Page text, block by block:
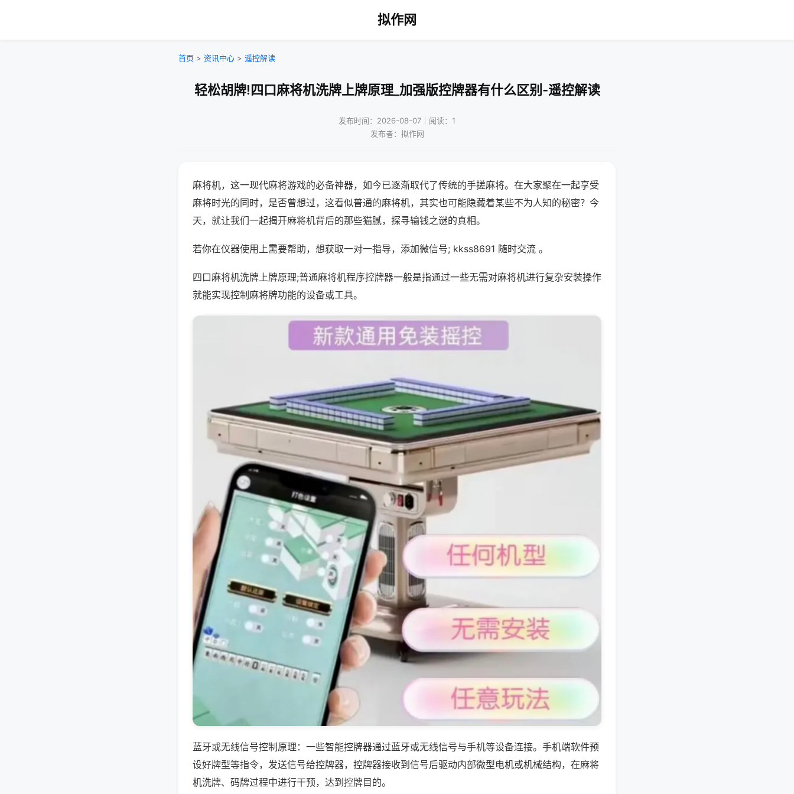
拟作网
首页 > 资讯中心 > 遥控解读
轻松胡牌!四口麻将机洗牌上牌原理_加强版控牌器有什么区别-遥控解读
发布时间：2026-08-07｜阅读：1
发布者：拟作网
麻将机，这一现代麻将游戏的必备神器，如今已逐渐取代了传统的手搓麻将。在大家聚在一起享受
麻将时光的同时，是否曾想过，这看似普通的麻将机，其实也可能隐藏着某些不为人知的秘密？今
天，就让我们一起揭开麻将机背后的那些猫腻，探寻输钱之谜的真相。
若你在仪器使用上需要帮助，想获取一对一指导，添加微信号; kkss8691 随时交流 。
四口麻将机洗牌上牌原理;普通麻将机程序控牌器一般是指通过一些无需对麻将机进行复杂安装操作
就能实现控制麻将牌功能的设备或工具。
蓝牙或无线信号控制原理：一些智能控牌器通过蓝牙或无线信号与手机等设备连接。手机端软件预
设好牌型等指令，发送信号给控牌器，控牌器接收到信号后驱动内部微型电机或机械结构，在麻将
机洗牌、码牌过程中进行干预，达到控牌目的。